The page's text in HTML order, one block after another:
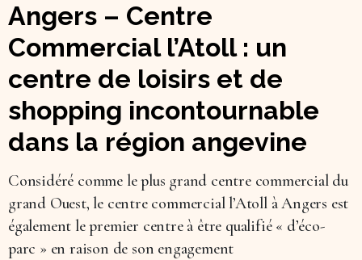
Angers – Centre
Commercial l’Atoll : un
centre de loisirs et de
shopping incontournable
dans la région angevine
Considéré comme le plus grand centre commercial du
grand Ouest, le centre commercial l’Atoll à Angers est
également le premier centre à être qualifié « d’éco-
parc » en raison de son engagement